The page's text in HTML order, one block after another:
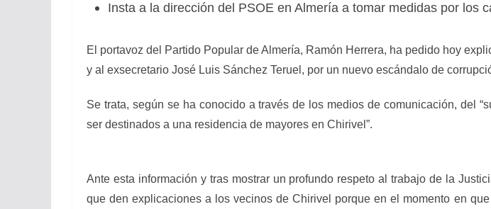
Insta a la dirección del PSOE en Almería a tomar medidas por los
El portavoz del Partido Popular de Almería, Ramón Herrera, ha pedido hoy
y al exsecretario José Luis Sánchez Teruel, por un nuevo escándalo de
Se trata, según se ha conocido a través de los medios de comunicación, del
ser destinados a una residencia de mayores en Chirivel”.
Ante esta información y tras mostrar un profundo respeto al trabajo de la
que den explicaciones a los vecinos de Chirivel porque en el momento en